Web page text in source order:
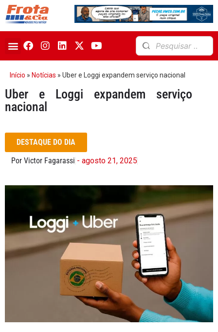
Início » Notícias » Uber e Loggi expandem serviço nacional
Uber e Loggi expandem serviço
nacional
DESTAQUE DO DIA
Por Victor Fagarassi - agosto 21, 2025